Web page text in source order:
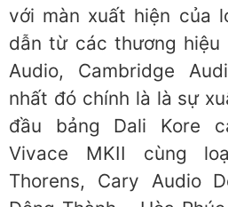
với màn xuất hiện của
dẫn từ các thương hiệu
Audio, Cambridge
nhất đó chính là là sự
đầu bảng Dali Kore
Vivace MKII cùng
Thorens, Cary Audio